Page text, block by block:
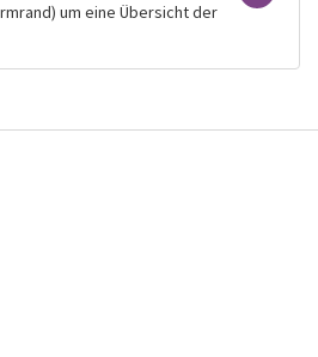
um eine Übersicht der